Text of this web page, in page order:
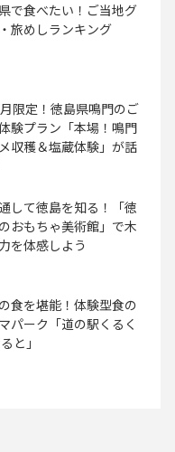
で食べたい！ご当地グ
旅めしランキング
限定！徳島県鳴門のご
験プラン「本場！鳴門
収穫＆塩蔵体験」が話
して徳島を知る！「徳
おもちゃ美術館」で木
を体感しよう
食を堪能！体験型食の
パーク「道の駅くるく
と」